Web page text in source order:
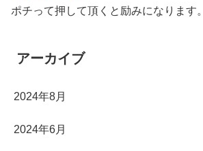
ポチって押して頂くと励みになります。
アーカイブ
2024年8月
2024年6月